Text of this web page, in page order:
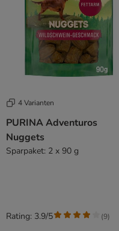
4 Varianten
PURINA Adventuros
Nuggets
Sparpaket: 2 x 90 g
Rating: 3.9/5 (9)